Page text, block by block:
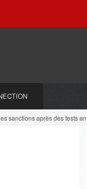
après des tests